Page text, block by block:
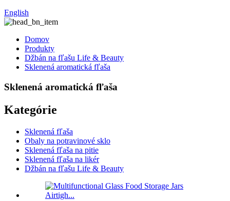
English
Domov
Produkty
Džbán na fľašu Life & Beauty
Sklenená aromatická fľaša
Sklenená aromatická fľaša
Kategórie
Sklenená fľaša
Obaly na potravinové sklo
Sklenená fľaša na pitie
Sklenená fľaša na likér
Džbán na fľašu Life & Beauty